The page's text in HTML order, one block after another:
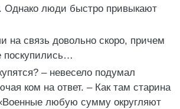
Однако люди быстро привыкают
на связь довольно скоро, причем
поскупились…
– невесело подумал
ком на ответ. – Как там старина
любую сумму округляют